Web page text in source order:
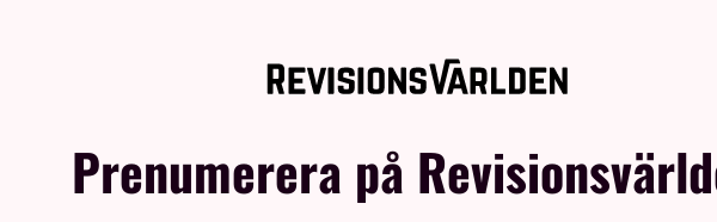
Prenumerera på